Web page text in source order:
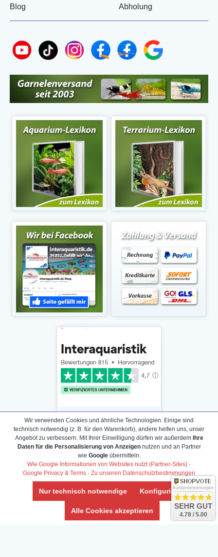
Blog
Abholung
Daten­schutz­erklärung
Widerrufs­recht /Widerrufs­formular
AGB & Info
Impressum
Umwelt und Entsorgung
Vertrag widerrufen
Wir verwenden Cookies und ähnliche Technologien. Einige sind
technisch notwendig (z. B. für den Warenkorb), andere helfen uns, unser
Angebot zu verbessern. Mit Ihrer Einwilligung dürfen wir außerdem Ihre
Daten für die Personalisierung von Anzeigennutzen und an Partner
wie Googleübermitteln.
Wie Google Informationen von Websites nutzt (Partner-Sites) ·
Google Privacy & Terms · Zu unseren Datenschutzbestimmungen
Nur technisch notwendige Konfigurieren
Alle Cookies akzeptieren
Kundenbewertungen
SEHR GUT
4.78 / 5.00